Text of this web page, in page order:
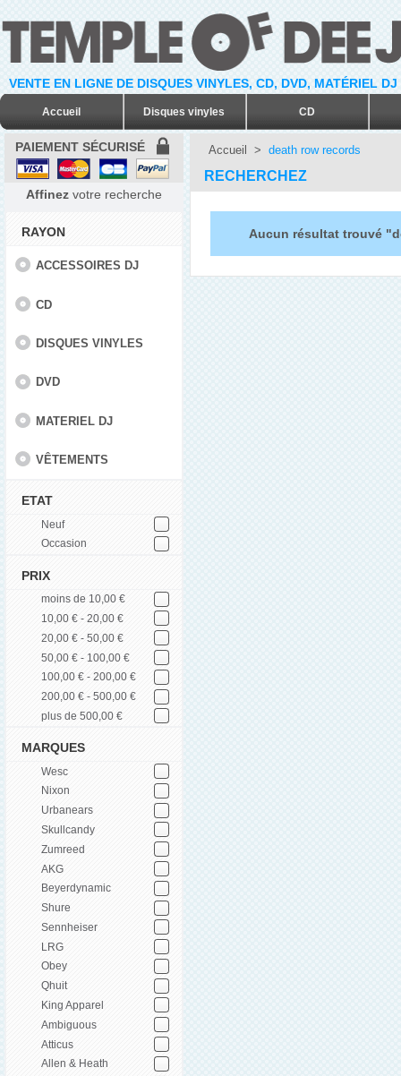
VENTE EN LIGNE DE DISQUES VINYLES, CD, DVD, MATÉRIEL
Accueil Disques vinyles CD
PAIEMENT SÉCURISÉ
Affinez votre recherche
RAYON
ACCESSOIRES DJ
CD
DISQUES VINYLES
DVD
MATERIEL DJ
VÊTEMENTS
ETAT
Neuf
Occasion
PRIX
moins de 10,00 €
10,00 € - 20,00 €
20,00 € - 50,00 €
50,00 € - 100,00 €
100,00 € - 200,00 €
200,00 € - 500,00 €
plus de 500,00 €
MARQUES
Wesc
Nixon
Urbanears
Skullcandy
Zumreed
AKG
Beyerdynamic
Shure
Sennheiser
LRG
Obey
Qhuit
King Apparel
Ambiguous
Atticus
Allen & Heath
Accueil > death row records
RECHERCHEZ
Aucun résultat trouvé